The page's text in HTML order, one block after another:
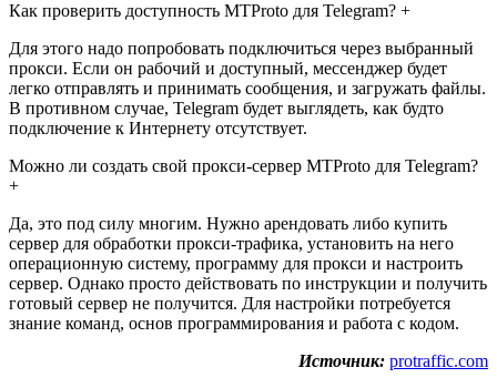
Как проверить доступность MTProto для Telegram? +
Для этого надо попробовать подключиться через выбранный
прокси. Если он рабочий и доступный, мессенджер будет
легко отправлять и принимать сообщения, и загружать файлы.
В противном случае, Telegram будет выглядеть, как будто
подключение к Интернету отсутствует.
Можно ли создать свой прокси-сервер MTProto для Telegram?
+
Да, это под силу многим. Нужно арендовать либо купить
сервер для обработки прокси-трафика, установить на него
операционную систему, программу для прокси и настроить
сервер. Однако просто действовать по инструкции и получить
готовый сервер не получится. Для настройки потребуется
знание команд, основ программирования и работа с кодом.
Источник: protraffic.com